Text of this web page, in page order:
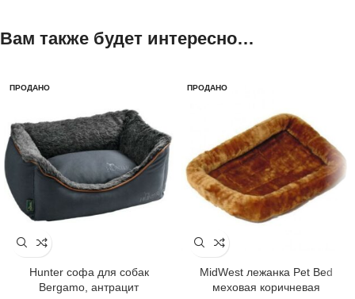
Вам также будет интересно…
ПРОДАНО
Hunter софа для собак
Bergamo, антрацит
ПРОДАНО
MidWest лежанка Pet Bed
меховая коричневая